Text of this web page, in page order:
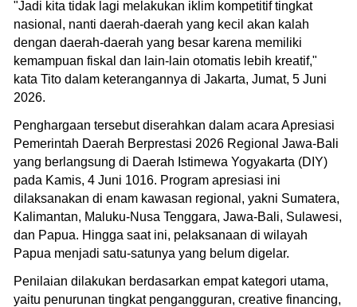
"Jadi kita tidak lagi melakukan iklim kompetitif tingkat
nasional, nanti daerah-daerah yang kecil akan kalah
dengan daerah-daerah yang besar karena memiliki
kemampuan fiskal dan lain-lain otomatis lebih kreatif,"
kata Tito dalam keterangannya di Jakarta, Jumat, 5 Juni
2026.
Penghargaan tersebut diserahkan dalam acara Apresiasi
Pemerintah Daerah Berprestasi 2026 Regional Jawa-Bali
yang berlangsung di Daerah Istimewa Yogyakarta (DIY)
pada Kamis, 4 Juni 1016. Program apresiasi ini
dilaksanakan di enam kawasan regional, yakni Sumatera,
Kalimantan, Maluku-Nusa Tenggara, Jawa-Bali, Sulawesi,
dan Papua. Hingga saat ini, pelaksanaan di wilayah
Papua menjadi satu-satunya yang belum digelar.
Penilaian dilakukan berdasarkan empat kategori utama,
yaitu penurunan tingkat pengangguran, creative financing,